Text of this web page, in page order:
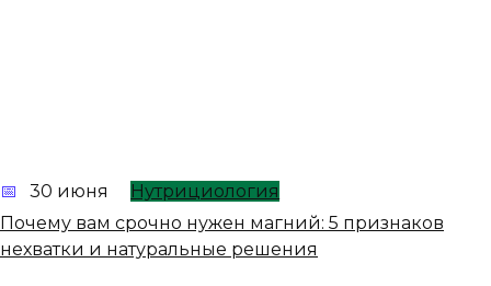
30 июня
Нутрициология
Почему вам срочно нужен магний: 5 признаков
нехватки и натуральные решения